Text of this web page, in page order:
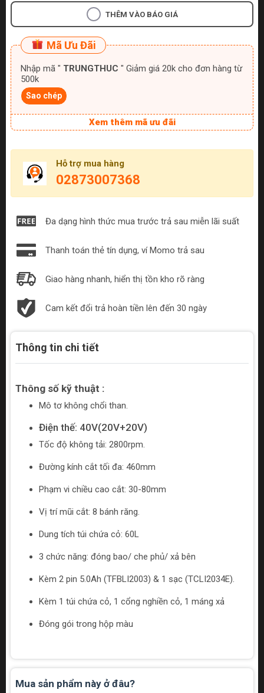
THÊM VÀO BÁO GIÁ
Mã Ưu Đãi
Nhập mã " TRUNGTHUC " Giảm giá 20k cho đơn hàng từ
500k
Sao chép
Xem thêm mã ưu đãi
Hỗ trợ mua hàng
02873007368
Đa dạng hình thức mua trước trả sau miễn lãi suất
Thanh toán thẻ tín dụng, ví Momo trả sau
Giao hàng nhanh, hiển thị tồn kho rõ ràng
Cam kết đổi trả hoàn tiền lên đến 30 ngày
Thông tin chi tiết
Thông số kỹ thuật :
Mô tơ không chổi than.
Điện thế: 40V(20V+20V)
Tốc độ không tải: 2800rpm.
Đường kính cắt tối đa: 460mm
Phạm vi chiều cao cắt: 30-80mm
Vị trí mũi cắt: 8 bánh răng.
Dung tích túi chứa cỏ: 60L
3 chức năng: đóng bao/ che phủ/ xả bên
Kèm 2 pin 5.0Ah (TFBLI2003) & 1 sạc (TCLI2034E).
Kèm 1 túi chứa cỏ, 1 cổng nghiền cỏ, 1 máng xả
Đóng gói trong hộp màu
Mua sản phẩm này ở đâu?